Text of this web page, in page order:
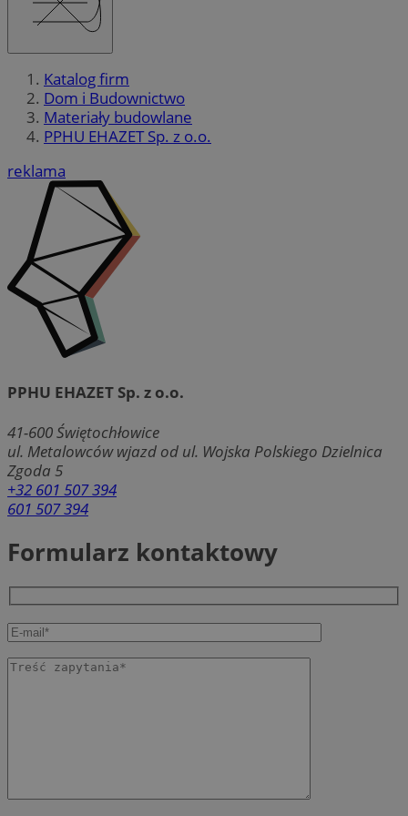
Katalog firm
Dom i Budownictwo
Materiały budowlane
PPHU EHAZET Sp. z o.o.
reklama
PPHU EHAZET Sp. z o.o.
41-600Świętochłowice
ul. Metalowców wjazd od ul. Wojska Polskiego Dzielnica
Zgoda 5
+32 601 507 394
601 507 394
Formularz kontaktowy